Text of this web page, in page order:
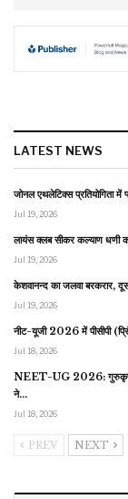
LATEST NEWS
जोनल एथलेटिक्स प्रतियोगिता
Jul 19, 2026
लायंस क्लब सीकर कल्याण धणी का
Jul 19, 2026
केशवानन्द का जलवा बरकरार,
Jul 19, 2026
नीट-यूजी 2026 में पीसीपी
Jul 18, 2026
NEET-UG 2026: गुरुकृपा
ने…
Jul 18, 2026
PREV NEXT